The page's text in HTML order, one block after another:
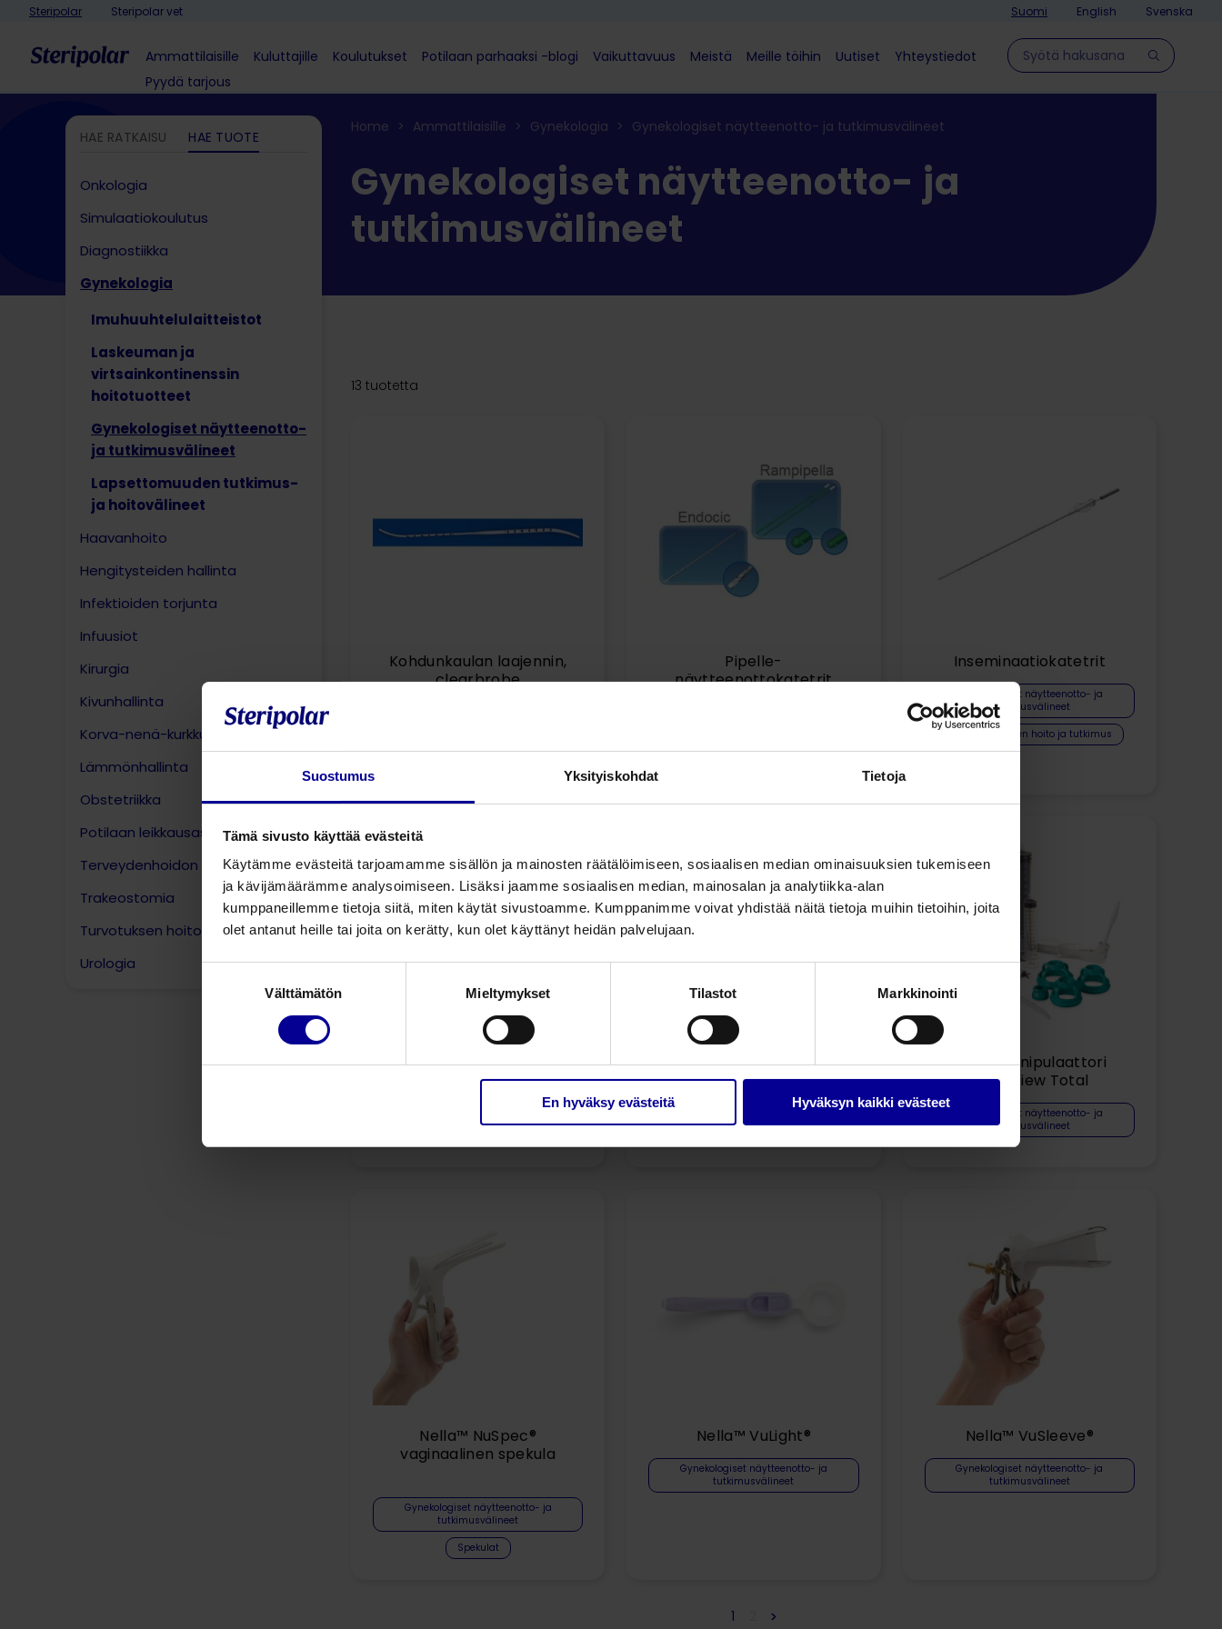
Suostumus Yksityiskohdat Tietoja
Tämä sivusto käyttää evästeitä
Käytämme evästeitä tarjoamamme sisällön ja mainosten räätälöimiseen, sosiaalisen median ominaisuuksien tukemiseen
ja kävijämäärämme analysoimiseen. Lisäksi jaamme sosiaalisen median, mainosalan ja analytiikka-alan
kumppaneillemme tietoja siitä, miten käytät sivustoamme. Kumppanimme voivat yhdistää näitä tietoja muihin tietoihin, joita
olet antanut heille tai joita on kerätty, kun olet käyttänyt heidän palvelujaan.
Välttämätön Mieltymykset Tilastot Markkinointi
En hyväksy evästeitä Hyväksyn kaikki evästeet
Skip to content
Steripolar Steripolar vet Suomi English Svenska
Ammattilaisille Kuluttajille Koulutukset Potilaan parhaaksi -blogi Vaikuttavuus Meistä Meille töihin Uutiset
Yhteystiedot
Pyydä tarjous
Hae sivulla
HAE RATKAISU HAE TUOTE
Onkologia
Simulaatiokoulutus
Diagnostiikka
Gynekologia
Imuhuuhtelulaitteistot
Laskeuman ja
virtsainkontinenssin
hoitotuotteet​
Gynekologiset näytteenotto-
ja tutkimusvälineet
Lapsettomuuden tutkimus-
ja hoitovälineet
Haavanhoito
Hengitysteiden hallinta​
Infektioiden torjunta
Infuusiot
Kirurgia
Kivunhallinta
Korva-nenä-kurkku​
Lämmönhallinta
Obstetriikka​
Potilaan leikkausasennot​
Terveydenhoidon muut tuotteet
Trakeostomia
Turvotuksen hoito
Urologia
Home > Ammattilaisille > Gynekologia > Gynekologiset näytteenotto- ja tutkimusvälineet
Gynekologiset näytteenotto- ja
tutkimusvälineet
13 tuotetta
Kohdunkaulan laajennin,
clearbrobe
Gynekologinen näytteenotto ja
Pipelle-
näytteenottokatetrit
Näytteenottovälineet
Inseminaatiokatetrit
Gynekologiset näytteenotto- ja
tutkimusvälineet
Lapsettomuuden hoito ja tutkimus
Kierukanpoistaja
Gynekologiset näytteenotto- ja
Kohtumanipulaattori
ClearView
Gynekologiset näytteenotto- ja
tutkimusvälineet
Kohtumanipulaattori
ClearView Total
Gynekologiset näytteenotto- ja
tutkimusvälineet
Nella™ NuSpec®
vaginaalinen spekula
Gynekologiset näytteenotto- ja
tutkimusvälineet
Spekulat
Nella™ VuLight®
Gynekologiset näytteenotto- ja
tutkimusvälineet
Nella™ VuSleeve®
Gynekologiset näytteenotto- ja
tutkimusvälineet
1